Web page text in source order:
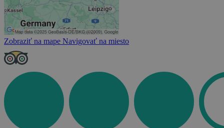
Zobraziť na mape Navigovať na miesto